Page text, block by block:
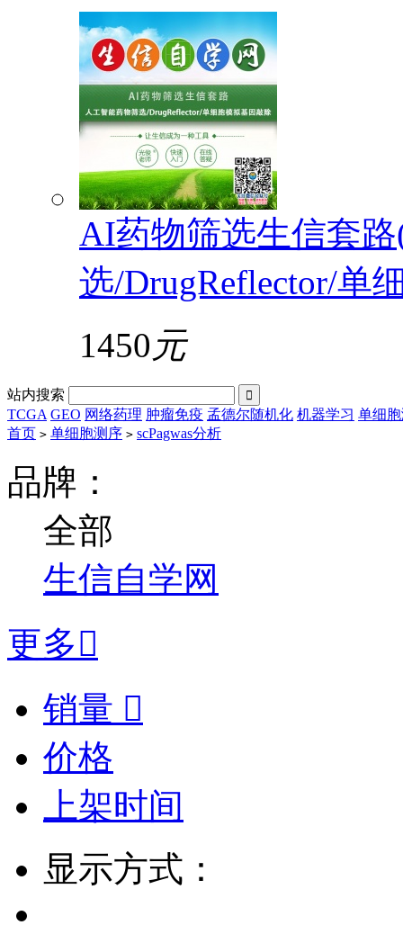
AI药物筛选生信套
选/DrugReflector/单
1450 元
站内搜索 
TCGA GEO 网络药理 肿瘤免疫 孟德尔随机化 机器学习 单细
首页 > 单细胞测序 > scPagwas分析
品牌：
全部
生信自学网
更多
销量 
价格
上架时间
显示方式：